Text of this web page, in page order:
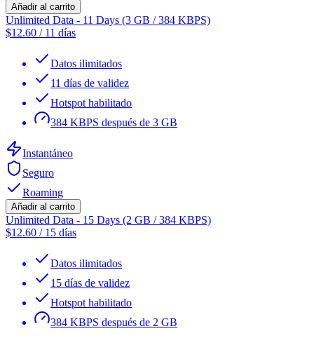
Añadir al carrito
Unlimited Data - 11 Days (3 GB / 384 KBPS)
$12.60 / 11 días
Datos ilimitados
11 días de validez
Hotspot habilitado
384 KBPS después de 3 GB
Instantáneo
Seguro
Roaming
Añadir al carrito
Unlimited Data - 15 Days (2 GB / 384 KBPS)
$12.60 / 15 días
Datos ilimitados
15 días de validez
Hotspot habilitado
384 KBPS después de 2 GB